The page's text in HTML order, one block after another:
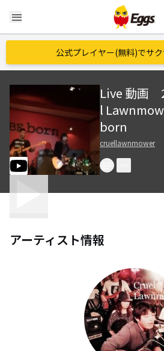
menu
公式プレイヤー(無料)でサ
Live 動
l
born
cruellawnmower
アーティスト情報